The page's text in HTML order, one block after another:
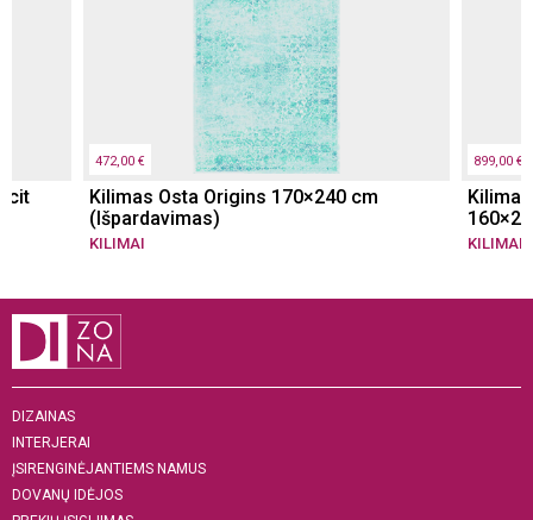
472,00 €
Kilimas Osta Origins 170×240 cm
(Išpardavimas)
KILIMAI
899,00 €
KILIMAI
DIZAINAS
INTERJERAI
ĮSIRENGINĖJANTIEMS NAMUS
DOVANŲ IDĖJOS